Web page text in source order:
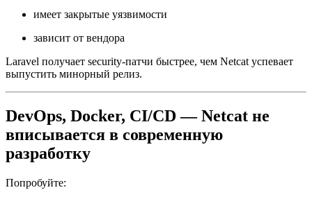
имеет закрытые уязвимости
зависит от вендора
Laravel получает security-патчи быстрее, чем Netcat успевает
выпустить минорный релиз.
DevOps, Docker, CI/CD — Netcat не
вписывается в современную
разработку
Попробуйте: